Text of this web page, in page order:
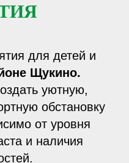
для детей и
Щукино.
уютную,
обстановку
от уровня
и наличия